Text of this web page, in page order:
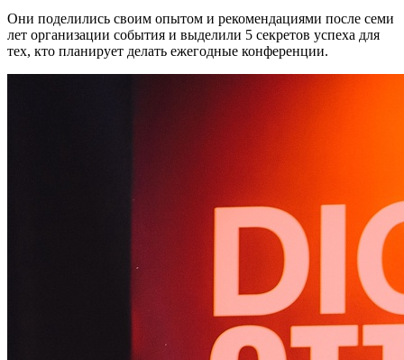
Они поделились своим опытом и рекомендациями после семи
лет организации события и выделили 5 секретов успеха для
тех, кто планирует делать ежегодные конференции.